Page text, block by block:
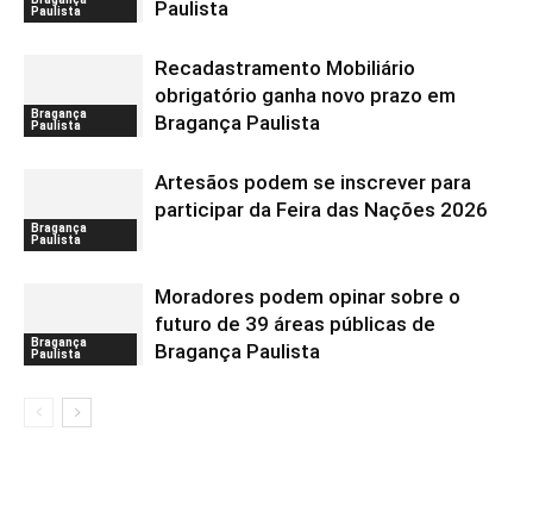
Paulista
Paulista
Bragança
Paulista
Recadastramento Mobiliário
obrigatório ganha novo prazo em
Bragança Paulista
Bragança
Paulista
Artesãos podem se inscrever para
participar da Feira das Nações 2026
Bragança
Paulista
Moradores podem opinar sobre o
futuro de 39 áreas públicas de
Bragança Paulista